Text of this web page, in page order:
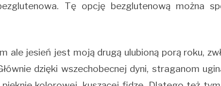
Tę opcję bezglutenową można
ale jesień jest moją drugą ulubioną porą roku,
dzięki wszechobecnej dyni, straganom